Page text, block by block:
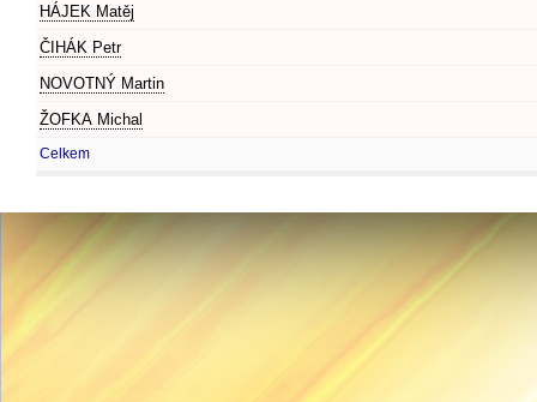
HÁJEK Matěj
ČIHÁK Petr
NOVOTNÝ Martin
ŽOFKA Michal
Celkem